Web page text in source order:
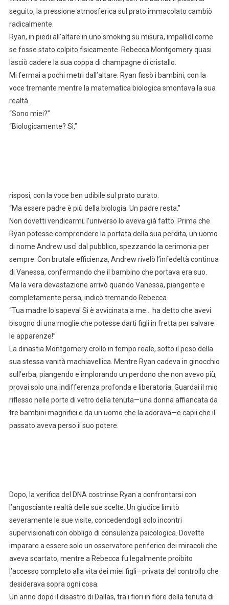
seguito, la pressione atmosferica sul prato immacolato cambiò
radicalmente.
Ryan, in piedi all’altare in uno smoking su misura, impallidì come
se fosse stato colpito fisicamente. Rebecca Montgomery quasi
lasciò cadere la sua coppa di champagne di cristallo.
Mi fermai a pochi metri dall’altare. Ryan fissò i bambini, con la
voce tremante mentre la matematica biologica smontava la sua
realtà.
“Sono miei?”
“Biologicamente? Sì,”
risposi, con la voce ben udibile sul prato curato.
“Ma essere padre è più della biologia. Un padre resta.”
Non dovetti vendicarmi; l’universo lo aveva già fatto. Prima che
Ryan potesse comprendere la portata della sua perdita, un uomo
di nome Andrew uscì dal pubblico, spezzando la cerimonia per
sempre. Con brutale efficienza, Andrew rivelò l’infedeltà continua
di Vanessa, confermando che il bambino che portava era suo.
Ma la vera devastazione arrivò quando Vanessa, piangente e
completamente persa, indicò tremando Rebecca.
“Tua madre lo sapeva! Si è avvicinata a me… ha detto che avevi
bisogno di una moglie che potesse darti figli in fretta per salvare
le apparenze!”
La dinastia Montgomery crollò in tempo reale, sotto il peso della
sua stessa vanità machiavellica. Mentre Ryan cadeva in ginocchio
sull’erba, piangendo e implorando un perdono che non avevo più,
provai solo una indifferenza profonda e liberatoria. Guardai il mio
riflesso nelle porte di vetro della tenuta—una donna affiancata da
tre bambini magnifici e da un uomo che la adorava—e capii che il
passato aveva perso il suo potere.
Dopo, la verifica del DNA costrinse Ryan a confrontarsi con
l’angosciante realtà delle sue scelte. Un giudice limitò
severamente le sue visite, concedendogli solo incontri
supervisionati con obbligo di consulenza psicologica. Dovette
imparare a essere solo un osservatore periferico dei miracoli che
aveva scartato, mentre a Rebecca fu legalmente proibito
l’accesso completo alla vita dei miei figli—privata del controllo che
desiderava sopra ogni cosa.
Un anno dopo il disastro di Dallas, tra i fiori in fiore della tenuta di